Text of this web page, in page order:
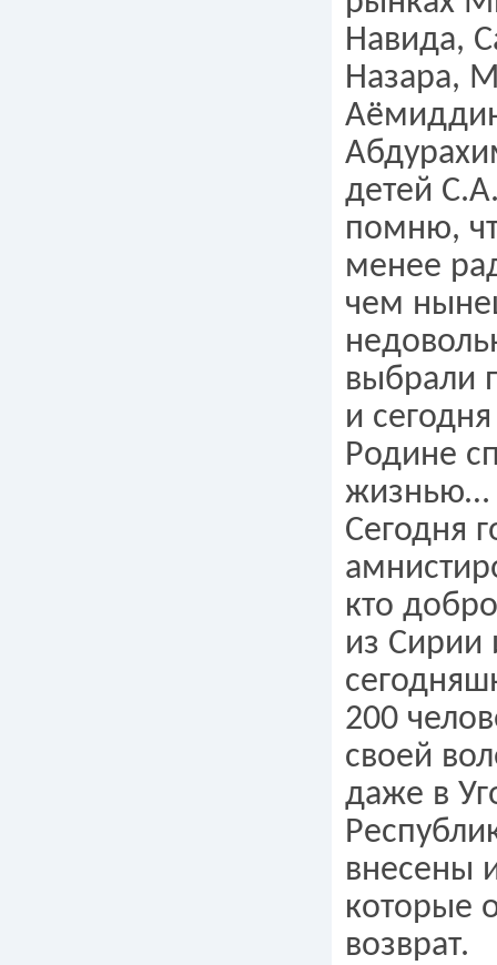
Навида,
Назара,
детей
помню,
менее
чем
выбрали
и
Родине
жизнью…
Сегодня
кто
из Сирии
200
своей
даже в
внесены
которые
возврат.